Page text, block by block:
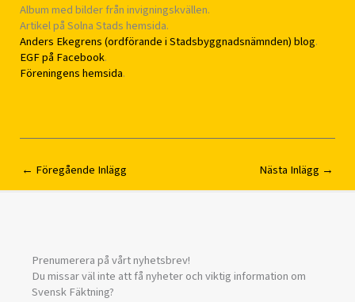
Album med bilder från invigningskvällen.
Artikel på Solna Stads hemsida.
Anders Ekegrens (ordförande i Stadsbyggnadsnämnden) blog.
EGF på Facebook.
Föreningens hemsida.
← Föregående Inlägg Nästa Inlägg →
Prenumerera på vårt nyhetsbrev!
Du missar väl inte att få nyheter och viktig information om
Svensk Fäktning?